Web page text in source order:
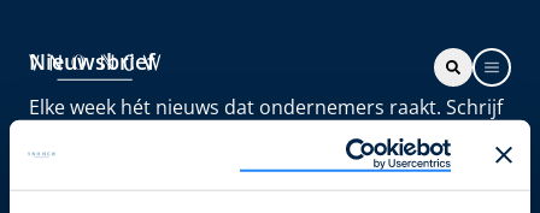
Nieuwsbrief
Elke week hét nieuws dat ondernemers raakt. Schrijf
je nu in voor de VNO-NCW nieuwsbrief.
Schrijf je in